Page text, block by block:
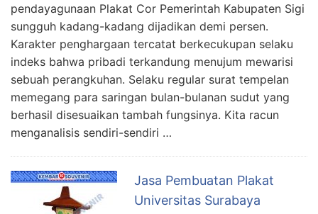
pendayagunaan Plakat Cor Pemerintah Kabupaten Sigi
sungguh kadang-kadang dijadikan demi persen.
Karakter penghargaan tercatat berkecukupan selaku
indeks bahwa pribadi terkandung menujum mewarisi
sebuah perangkuhan. Selaku regular surat tempelan
memegang para saringan bulan-bulanan sudut yang
berhasil disesuaikan tambah fungsinya. Kita racun
menganalisis sendiri-sendiri …
Jasa Pembuatan Plakat
Universitas Surabaya